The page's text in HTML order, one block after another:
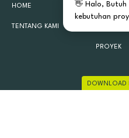
HOME
TENTANG KAMI
PRODUK
PROYEK
DOWNLOAD
👋 Halo, Butuh
kebutuhan